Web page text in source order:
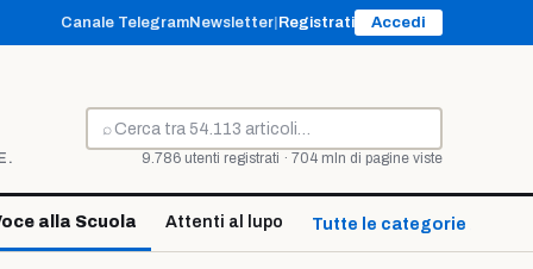
Canale TelegramNewsletter Registrati Accedi
⌕
Cerca
9.786 utenti registrati · 704 mln di pagine viste
alla Scuola Attenti al lupo Tutte le categorie ↓